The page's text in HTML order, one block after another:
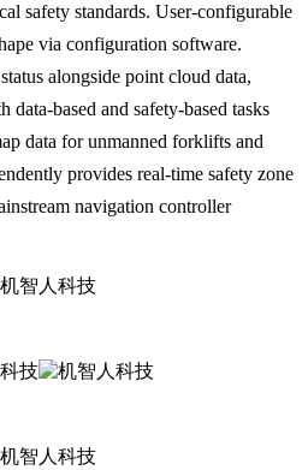
safety standards. User-configurable
via configuration software.
alongside point cloud data,
data-based and safety-based tasks
data for unmanned forklifts and
provides real-time safety zone
navigation controller